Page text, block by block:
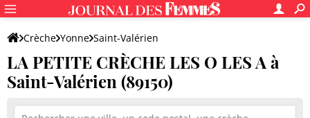
Crèche Yonne Saint-Valérien
LA PETITE CRÈCHE LES O LES A
LA PETITE CRÈCHE LES O LES A à
Saint-Valérien (89150)